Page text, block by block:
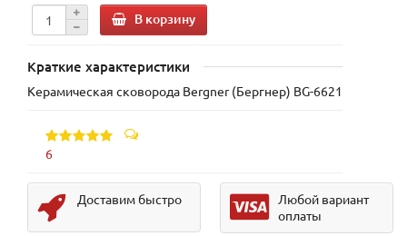
В корзину
Краткие характеристики
Керамическая сковорода Bergner (Бергнер) BG-6621
6
Доставим быстро
Любой вариант
оплаты